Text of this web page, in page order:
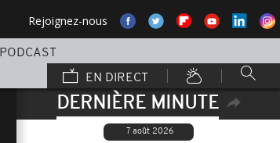
Rejoignez-nous
PODCAST
EN DIRECT
DERNIÈRE MINUTE
7 août 2026